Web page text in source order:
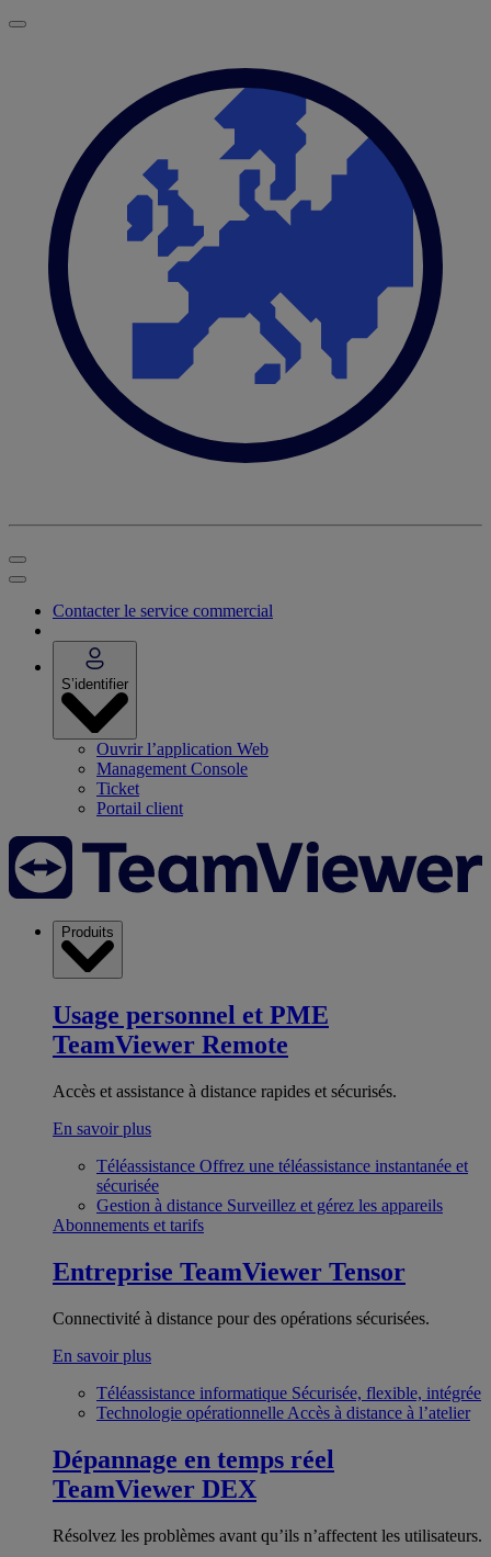
Contacter le service commercial
S’identifier
Ouvrir l’application Web
Management Console
Ticket
Portail client
Produits
Usage personnel et PME
TeamViewer Remote
Accès et assistance à distance rapides et sécurisés.
En savoir plus
Téléassistance Offrez une téléassistance instantanée et
sécurisée
Gestion à distance Surveillez et gérez les appareils
Abonnements et tarifs
Entreprise TeamViewer Tensor
Connectivité à distance pour des opérations sécurisées.
En savoir plus
Téléassistance informatique Sécurisée, flexible, intégrée
Technologie opérationnelle Accès à distance à l’atelier
Dépannage en temps réel
TeamViewer DEX
Résolvez les problèmes avant qu’ils n’affectent les utilisateurs.